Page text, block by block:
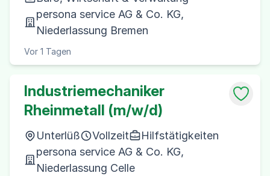
persona service AG & Co. KG,
Niederlassung Bremen
Vor 1 Tagen
Industriemechaniker
Rheinmetall (m/w/d)
Unterlüß Vollzeit
Hilfstätigkeiten
persona service AG & Co. KG,
Niederlassung Celle